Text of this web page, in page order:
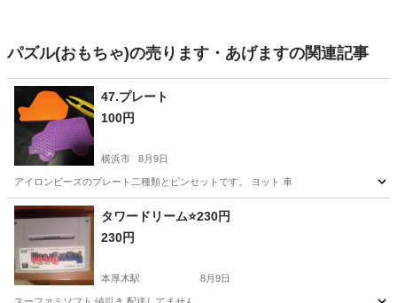
パズル(おもちゃ)の売ります・あげますの関連記事
47.プレート
100円
横浜市 8月9日
アイロンビーズのプレート二種類とピンセットです。 ヨット 車
神奈川 横浜市 おもちゃ アイロンビーズ
タワードリーム⭐️230円
230円
本厚木駅 8月9日